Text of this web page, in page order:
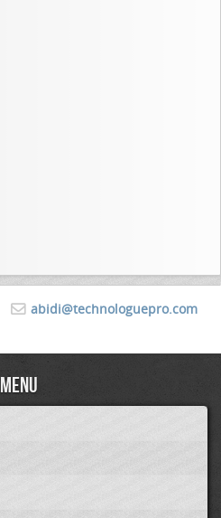
abidi@technologuepro.com
Menu